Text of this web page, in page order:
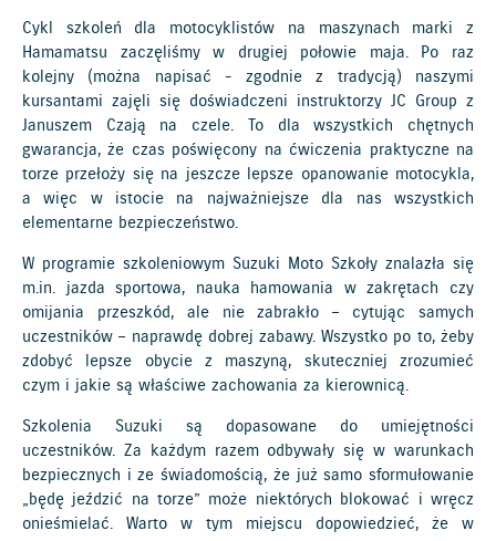
Cykl szkoleń dla motocyklistów na maszynach marki z
Hamamatsu zaczęliśmy w drugiej połowie maja. Po raz
kolejny (można napisać - zgodnie z tradycją) naszymi
kursantami zajęli się doświadczeni instruktorzy JC Group z
Januszem Czają na czele. To dla wszystkich chętnych
gwarancja, że czas poświęcony na ćwiczenia praktyczne na
torze przełoży się na jeszcze lepsze opanowanie motocykla,
a więc w istocie na najważniejsze dla nas wszystkich
elementarne bezpieczeństwo.
W programie szkoleniowym Suzuki Moto Szkoły znalazła się
m.in. jazda sportowa, nauka hamowania w zakrętach czy
omijania przeszkód, ale nie zabrakło – cytując samych
uczestników – naprawdę dobrej zabawy. Wszystko po to, żeby
zdobyć lepsze obycie z maszyną, skuteczniej zrozumieć
czym i jakie są właściwe zachowania za kierownicą.
Szkolenia Suzuki są dopasowane do umiejętności
uczestników. Za każdym razem odbywały się w warunkach
bezpiecznych i ze świadomością, że już samo sformułowanie
„będę jeździć na torze” może niektórych blokować i wręcz
onieśmielać. Warto w tym miejscu dopowiedzieć, że w